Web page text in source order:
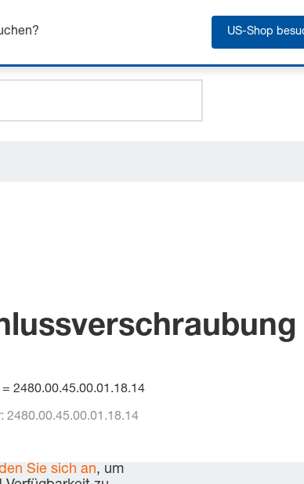
- hier klicken um mehr zu erfahren
2480.00.45.00.01.18.14
2480.00.45.00.01.18.14
Sie sich an, um
US-Shop